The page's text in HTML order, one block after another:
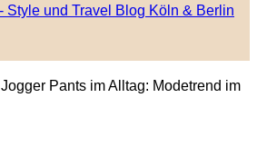
Jogger Pants im Alltag: Modetrend im